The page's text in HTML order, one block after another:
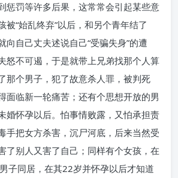
惩罚等许多后果，这常常会引起某些意
被“始乱终弃”以后，和另个青年结了
向自己丈夫述说自己“受骗失身”的遭
怒不可遏，于是就带上兄弟找那个人算
那个男子，犯了故意杀人罪，被判死
面临新一轮痛苦；还有个思想开放的男
婚怀孕以后。怕事情败露，又怕承担责
手把女方杀害，沉尸河底，后来当然受
了别人又害了自己；同样有个女孩，在
子同居，在其22岁并怀孕以后才知道